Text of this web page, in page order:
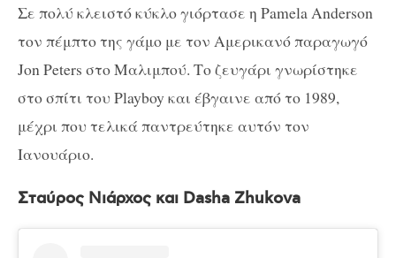
Σε πολύ κλειστό κύκλο γιόρτασε η Pamela Anderson
τον πέμπτο της γάμο με τον Αμερικανό παραγωγό
Jon Peters στο Μαλιμπού. Το ζευγάρι γνωρίστηκε
στο σπίτι του Playboy και έβγαινε από το 1989,
μέχρι που τελικά παντρεύτηκε αυτόν τον
Ιανουάριο.
Σταύρος Νιάρχος και Dasha Zhukova